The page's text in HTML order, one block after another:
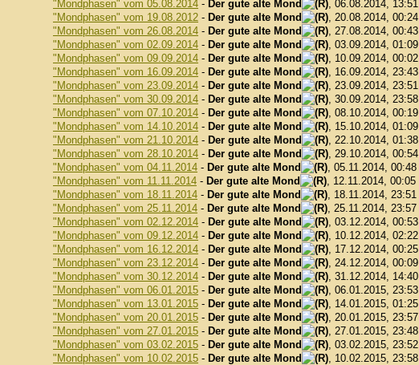
"Mondphasen" vom 05.08.2014 - Der gute alte Mond
, 06.08.2014, 13:51
"Mondphasen" vom 19.08.2012 - Der gute alte Mond
, 20.08.2014, 00:24
"Mondphasen" vom 26.08.2014 - Der gute alte Mond
, 27.08.2014, 00:43
"Mondphasen" vom 02.09.2014 - Der gute alte Mond
, 03.09.2014, 01:09
"Mondphasen" vom 09.09.2014 - Der gute alte Mond
, 10.09.2014, 00:02
"Mondphasen" vom 16.09.2014 - Der gute alte Mond
, 16.09.2014, 23:43
"Mondphasen" vom 23.09.2014 - Der gute alte Mond
, 23.09.2014, 23:51
"Mondphasen" vom 30.09.2014 - Der gute alte Mond
, 30.09.2014, 23:58
"Mondphasen" vom 07.10.2014 - Der gute alte Mond
, 08.10.2014, 00:19
"Mondphasen" vom 14.10.2014 - Der gute alte Mond
, 15.10.2014, 01:09
"Mondphasen" vom 21.10.2014 - Der gute alte Mond
, 22.10.2014, 01:38
"Mondphasen" vom 28.10.2014 - Der gute alte Mond
, 29.10.2014, 00:54
"Mondphasen" vom 04.11.2014 - Der gute alte Mond
, 05.11.2014, 00:48
"Mondphasen" vom 11.11.2014 - Der gute alte Mond
, 12.11.2014, 00:05
"Mondphasen" vom 18.11.2014 - Der gute alte Mond
, 18.11.2014, 23:51
"Mondphasen" vom 25.11.2014 - Der gute alte Mond
, 25.11.2014, 23:57
"Mondphasen" vom 02.12.2014 - Der gute alte Mond
, 03.12.2014, 00:53
"Mondphasen" vom 09.12.2014 - Der gute alte Mond
, 10.12.2014, 02:22
"Mondphasen" vom 16.12.2014 - Der gute alte Mond
, 17.12.2014, 00:25
"Mondphasen" vom 23.12.2014 - Der gute alte Mond
, 24.12.2014, 00:09
"Mondphasen" vom 30.12.2014 - Der gute alte Mond
, 31.12.2014, 14:40
"Mondphasen" vom 06.01.2015 - Der gute alte Mond
, 06.01.2015, 23:53
"Mondphasen" vom 13.01.2015 - Der gute alte Mond
, 14.01.2015, 01:25
"Mondphasen" vom 20.01.2015 - Der gute alte Mond
, 20.01.2015, 23:57
"Mondphasen" vom 27.01.2015 - Der gute alte Mond
, 27.01.2015, 23:48
"Mondphasen" vom 03.02.2015 - Der gute alte Mond
, 03.02.2015, 23:52
"Mondphasen" vom 10.02.2015 - Der gute alte Mond
, 10.02.2015, 23:58